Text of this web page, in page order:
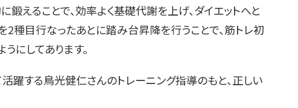
えることで、効率よく基礎代謝を上げ、ダイエットへと
2種目行なったあとに踏み台昇降を行うことで、筋トレ初
にしてあります。
活躍する鳥光健仁さんのトレーニング指導のもと、正しい
。